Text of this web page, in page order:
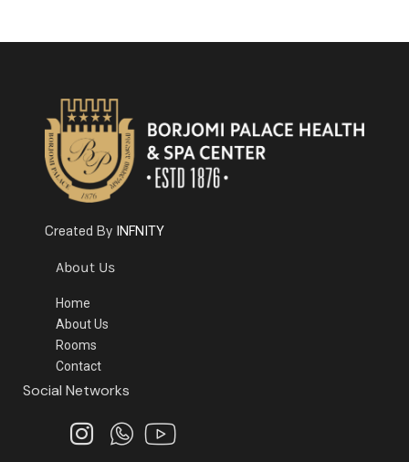
Created By INFNITY
About Us
Home
About Us
Rooms
Contact
Social Networks